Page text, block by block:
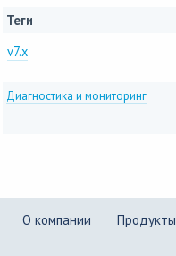
Теги
v7.x
Диагностика и мониторинг
О компании Продукты